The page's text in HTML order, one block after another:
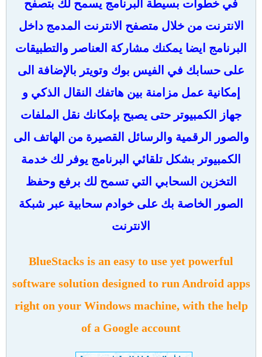
في خطوات بسيطة البرنامج يسمح لك بتصفح
الانترنت من خلال متصفح الانترنت المدمج داخل
البرنامج ايضا يمكنك مشاركة العناصر والتطبيقات
على حسابك في الفيس بوك وتويتر بالإضافة الى
إمكانية عمل مزامنة بين هاتفك النقال الذكي و
جهاز الكمبيوتر حتى يصبح بإمكانك نقل الملفات
والصور الرقمية والرسائل القصيرة من الهاتف الى
الكمبيوتر بشكل تلقائي البرنامج يوفر لك خدمة
التخزين السحابي التي تسمح لك برفع وحفظ
الصور الخاصة بك على خوادم سحابية عبر شبكة
الانترنت
BlueStacks is an easy to use yet powerful
software solution designed to run Android apps
right on your Windows machine, with the help
of a Google account